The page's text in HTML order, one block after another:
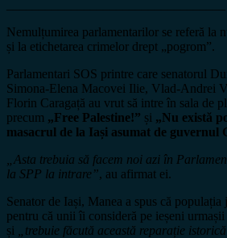
Nemulțumirea parlamentarilor se referă la
și la etichetarea crimelor drept „pogrom”.
Parlamentari SOS printre care senatorul
Simona-Elena Macovei Ilie, Vlad-Andrei
Florin Caragață au vrut să intre în sala de
precum „Free Palestine!” și „Nu există
masacrul de la Iași asumat de guvernul
„Asta trebuia să facem noi azi în
la SPP la intrare”, au afirmat ei.
Senator de Iași, Manea a spus că populația
pentru că unii îi consideră pe ieșeni
și
„trebuie făcută această reparație